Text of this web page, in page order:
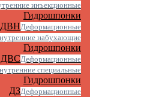
инъекционные
Гидрошпонки
ДВНДеформационные
набухающие
Гидрошпонки
ДВСДеформационные
специальные
Гидрошпонки
ДЗДеформационные